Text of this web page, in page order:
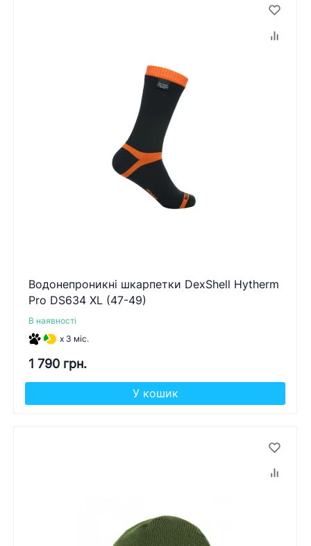
Водонепроникні шкарпетки DexShell Hytherm
Pro DS634 XL (47-49)
В наявності
x 3 міс.
1 790 грн.
У кошик